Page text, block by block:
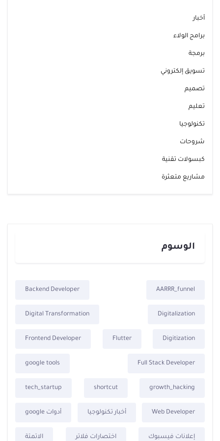
أخبار
برامج الولاء
برمجة
تسويق إلكتروني
تصميم
تعليم
تكنولوجيا
شروحات
كبسولات تقنية
مشاريع متعثرة
الوسوم
AARRR_funnel
Backend Developer
Digitalization
Digital Transformation
Digitization
Flutter
Frontend Developer
Full Stack Developer
google tools
growth_hacking
shortcut
tech_startup
Web Developer أخبار تكنولوجيا أدوات google
إعلانات فيسبوك اختصارات فلاتر الاتمتة